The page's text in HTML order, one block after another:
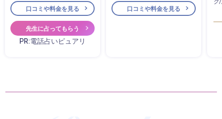
口コミや料金を見る
先生に占ってもらう
PR:電話占いピュアリ
口コミや料金を見る